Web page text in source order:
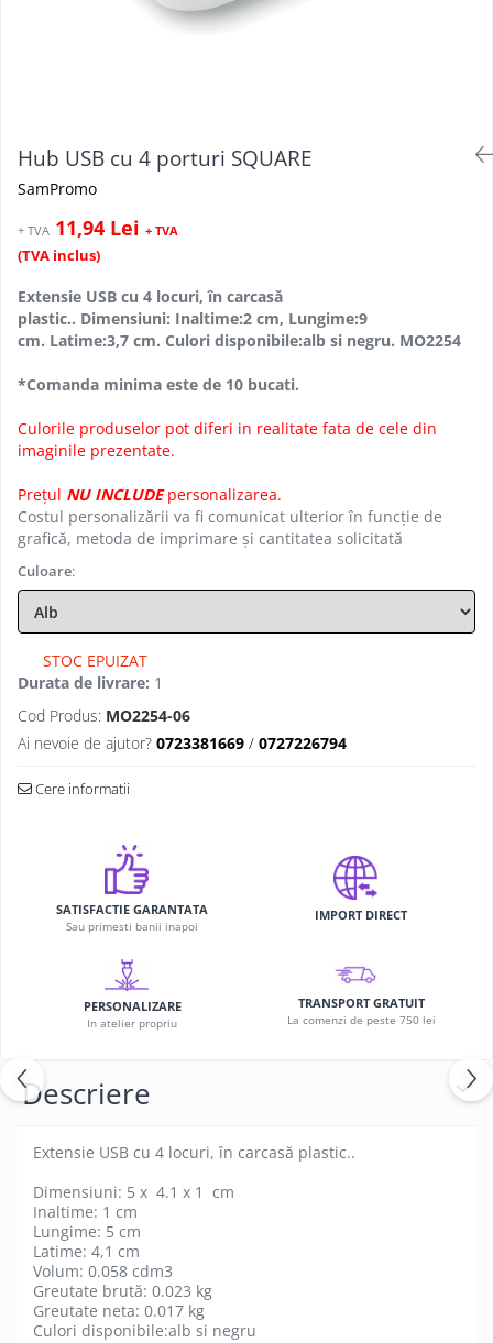
Hub USB cu 4 porturi SQUARE
SamPromo
+ TVA 11,94 Lei + TVA
(TVA inclus)
Extensie USB cu 4 locuri, în carcasă
plastic.. Dimensiuni: Inaltime:2 cm, Lungime:9
cm. Latime:3,7 cm. Culori disponibile:alb si negru. MO2254
*Comanda minima este de 10 bucati.
Culorile produselor pot diferi in realitate fata de cele din
imaginile prezentate.
Prețul NU INCLUDEpersonalizarea.
Costul personalizării va fi comunicat ulterior în funcție de
grafică, metoda de imprimare și cantitatea solicitată
Culoare:
STOC EPUIZAT
Durata de livrare: 1
Cod Produs: MO2254-06
Ai nevoie de ajutor? 0723381669 / 0727226794
Cere informatii
SATISFACTIE GARANTATA
Sau primesti banii inapoi
IMPORT DIRECT
PERSONALIZARE
In atelier propriu
TRANSPORT GRATUIT
La comenzi de peste 750 lei
Descriere
Extensie USB cu 4 locuri, în carcasă plastic..
Dimensiuni: 5 x 4.1 x 1 cm
Inaltime: 1 cm
Lungime: 5 cm
Latime: 4,1 cm
Volum: 0.058 cdm3
Greutate brută: 0.023 kg
Greutate neta: 0.017 kg
Culori disponibile:alb si negru